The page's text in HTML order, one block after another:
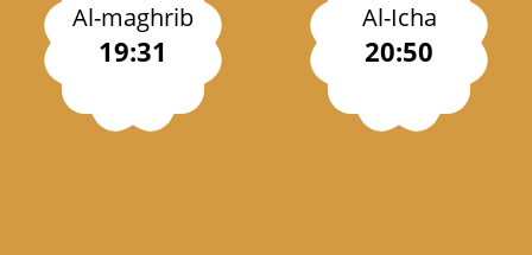
Al-maghrib
19:31
Al-Icha
20:50